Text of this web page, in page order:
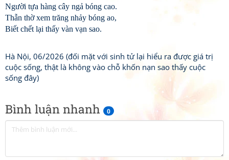
Bình luận nhanh 0
Người tựa hàng cây ngả bóng cao.
Thẫn thờ xem trăng nhảy bóng ao,
Biết chết lại thấy vàn vạn sao.
Hà Nội, 06/2026 (đối mặt với sinh tử lại hiểu ra được giá trị
cuộc sống, thật là không vào chỗ khốn nạn sao thấy cuộc
sống đây)